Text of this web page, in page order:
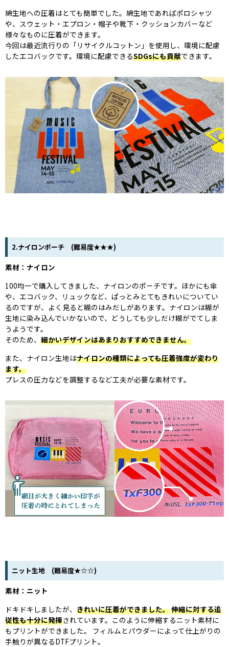
綿生地への圧着はとても簡単でした。綿生地であればポロシャツ
や、スウェット・エプロン・帽子や靴下・クッションカバーなど
様々なものに圧着ができます。
今回は最近流行りの「リサイクルコットン」を使用し、環境に配慮
したエコバックです。環境に配慮できるSDGsにも貢献できます。
2.ナイロンポーチ (難易度★★★)
素材：ナイロン
100均一で購入してきました、ナイロンのポーチです。ほかにも傘
や、エコバック、リュックなど、ぱっとみとてもきれいについてい
るのですが、よく見ると糊のはみだしがあります。ナイロンは糊が
生地に染み込んでいかないので、どうしても少しだけ糊がでてしま
うようです。
そのため、 細かいデザインはあまりおすすめできません。
また、ナイロン生地はナイロンの種類によっても圧着強度が変わり
ます。
プレスの圧力などを調整するなど工夫が必要な素材です。
ニット生地 (難易度★☆☆)
素材：ニット
ドキドキしましたが、 きれいに圧着ができました。伸縮に対する追
従性も十分に発揮されています。このように伸縮するニット素材に
もプリントができました。 フィルムとパウダーによって仕上がりの
手触りが異なるDTFプリント。